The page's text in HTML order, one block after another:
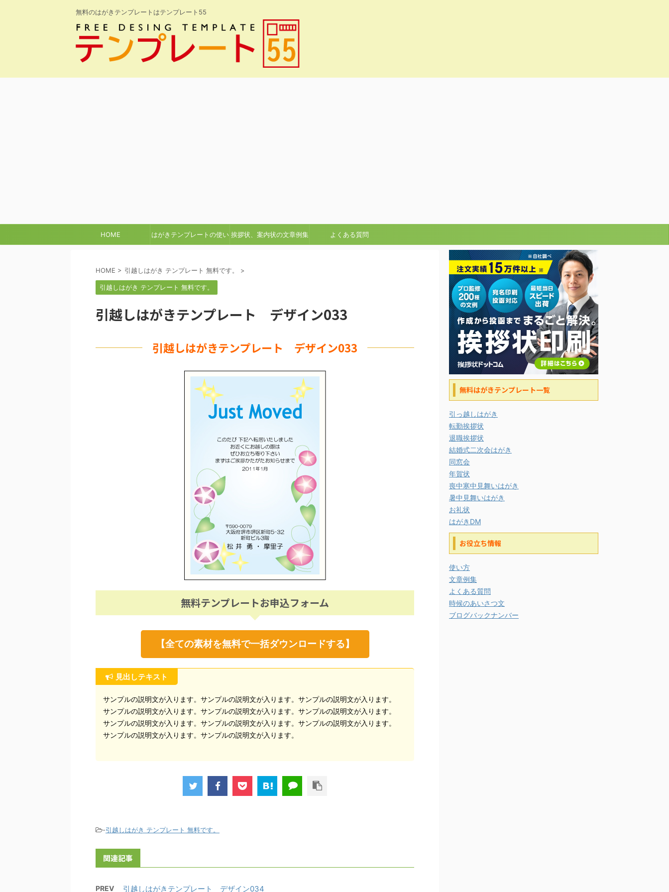
無料のはがきテンプレートはテンプレート55
HOME はがきテンプレートの使い 挨拶状、案内状の文章例集 よくある質問
HOME > 引越しはがき テンプレート 無料です。 >
引越しはがき テンプレート 無料です。
引越しはがきテンプレート デザイン033
引越しはがきテンプレート デザイン033
無料テンプレートお申込フォーム
【全ての素材を無料で一括ダウンロードする】
見出しテキスト
サンプルの説明文が入ります。サンプルの説明文が入ります。サンプルの説明文が入ります。
サンプルの説明文が入ります。サンプルの説明文が入ります。サンプルの説明文が入ります。
サンプルの説明文が入ります。サンプルの説明文が入ります。サンプルの説明文が入ります。
サンプルの説明文が入ります。サンプルの説明文が入ります。
-引越しはがき テンプレート 無料です。
関連記事
PREV 引越しはがきテンプレート デザイン034
無料はがきテンプレート一覧
引っ越しはがき
転勤挨拶状
退職挨拶状
結婚式二次会はがき
同窓会
年賀状
喪中寒中見舞いはがき
暑中見舞いはがき
お礼状
はがきDM
お役立ち情報
使い方
文章例集
よくある質問
時候のあいさつ文
ブログバックナンバー